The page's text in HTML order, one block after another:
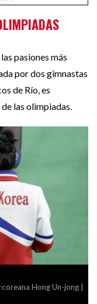
pasiones más
por dos gimnastas
de Río, es
las olimpiadas.
Hong Un-jong |